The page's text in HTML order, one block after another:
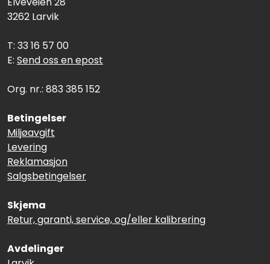
3262 Larvik
T: 33 16 57 00
E: Send oss en epost
Org. nr.: 883 385 152
Betingelser
Miljøavgift
Levering
Reklamasjon
Salgsbetingelser
Skjema
Retur, garanti, service, og/eller kalibrering
Avdelinger